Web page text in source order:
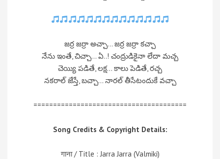
జర్ర జర్రా అచ్చా… జర్ర జర్రా కచ్చా
నేను ఇంతే, చిచ్చా… ఏ..! చంద్రుడికైనా లేదా మచ్చ
చెయ్యి పడితే, లక్ష… కాలు పెడితే, రచ్చ
నకరాల్ జేస్తే, బచ్చా… నారల్ తీసేటందుకే వచ్చా
=======================================
Song Credits & Copyright Details:
गाना / Title : Jarra Jarra (Valmiki)